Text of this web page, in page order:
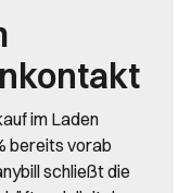
im Laden
bereits vorab
schließt die